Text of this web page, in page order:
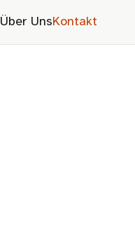
Über UnsKontakt